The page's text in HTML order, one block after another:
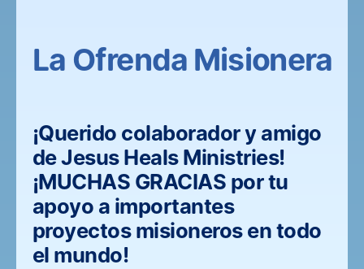
La Ofrenda Misionera
¡Querido colaborador y amigo
de Jesus Heals Ministries!
¡MUCHAS GRACIAS por tu
apoyo a importantes
proyectos misioneros en todo
el mundo!